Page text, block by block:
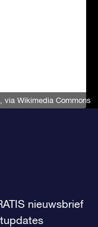
, via Wikimedia Commons
nieuwsbrief